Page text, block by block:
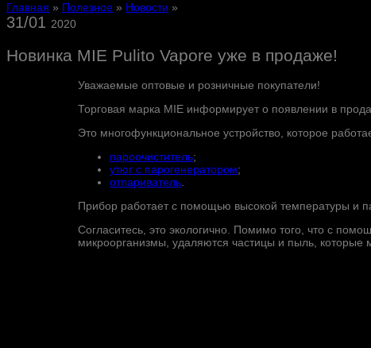
Главная » Полезное » Новости »
31/01 2020
Новинка MIE Pulito Vapore уже в продаже!
Уважаемые оптовые и розничные покупатели!
Торговая марка MIE информирует о появлении в
Это многофункциональное устройство, которое
пароочиститель;
утюг с парогенератором;
отпариватель.
Прибор работает с помощью высокой температуры и
Согласитесь, это экологично. Помимо того, что с
микроорганизмы, удаляются частицы и пыль, которые